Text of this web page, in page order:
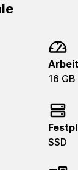
16 GB
SSD